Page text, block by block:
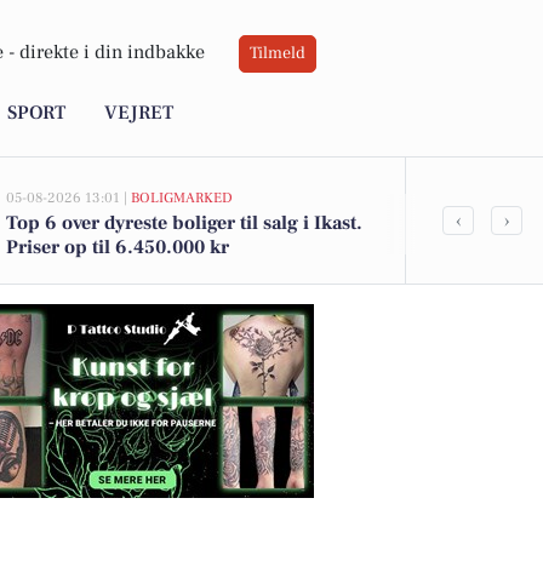
- direkte i din indbakke Tilmeld
SPORT VEJRET
05-08-2026 13:01 | BOLIGMARKED
Top 6 over dyreste boliger til salg i Ikast.
Priser op til 6.450.000 kr
Oplev en
‹ ›